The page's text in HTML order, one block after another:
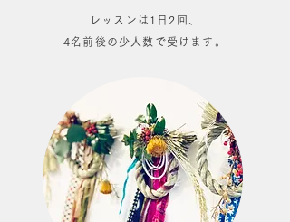
レッスンは1日2回、
4名前後の少人数で受けます。